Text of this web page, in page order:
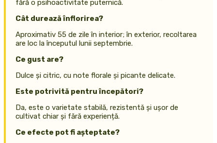
fără o psihoactivitate puternică.
Cât durează înflorirea?
Aproximativ 55 de zile în interior; în exterior, recoltarea
are loc la începutul lunii septembrie.
Ce gust are?
Dulce și citric, cu note florale și picante delicate.
Este potrivită pentru începători?
Da, este o varietate stabilă, rezistentă și ușor de
cultivat chiar și fără experiență.
Ce efecte pot fi așteptate?